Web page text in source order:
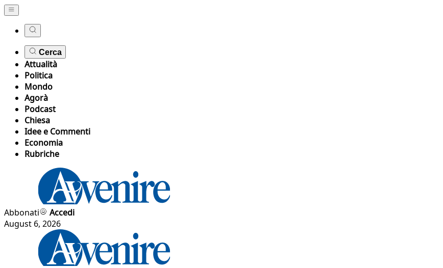
Cerca
Attualità
Politica
Mondo
Agorà
Podcast
Chiesa
Idee e Commenti
Economia
Rubriche
Abbonati
Accedi
August 6, 2026